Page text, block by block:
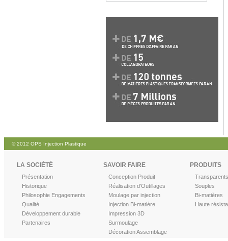
© 2012 OPS Injection Plastique
LA SOCIÉTÉ
Présentation
Historique
Philosophie Engagements
Qualité
Développement durable
Partenaires
SAVOIR FAIRE
Conception Produit
Réalisation d'Outillages
Moulage par injection
Injection Bi-matière
Impression 3D
Surmoulage
Décoration Assemblage
PRODUITS
Transparents
Souples
Bi-matières
Haute